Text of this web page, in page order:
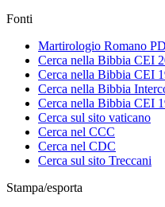
Fonti
Martirologio Romano
Cerca nella Bibbia CEI
Cerca nella Bibbia CEI
Cerca nella Bibbia
Cerca nella Bibbia CEI
Cerca sul sito vaticano
Cerca nel CCC
Cerca nel CDC
Cerca sul sito Treccani
Stampa/esporta